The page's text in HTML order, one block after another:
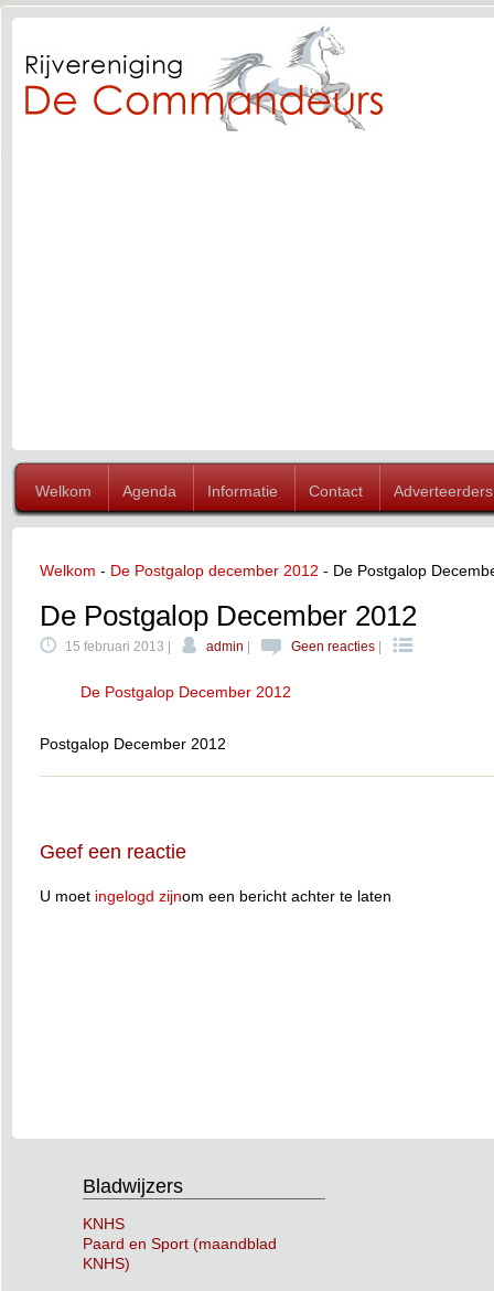
Welkom Agenda Informatie Contact
Welkom - De Postgalop december 2012 - De Postgalop
De Postgalop December 2012
15 februari 2013 | admin Geen reacties
De Postgalop December 2012
Postgalop December 2012
Geef een reactie
U moet ingelogd zijnom een bericht achter te laten
Bladwijzers
KNHS
Paard en Sport (maandblad
KNHS)